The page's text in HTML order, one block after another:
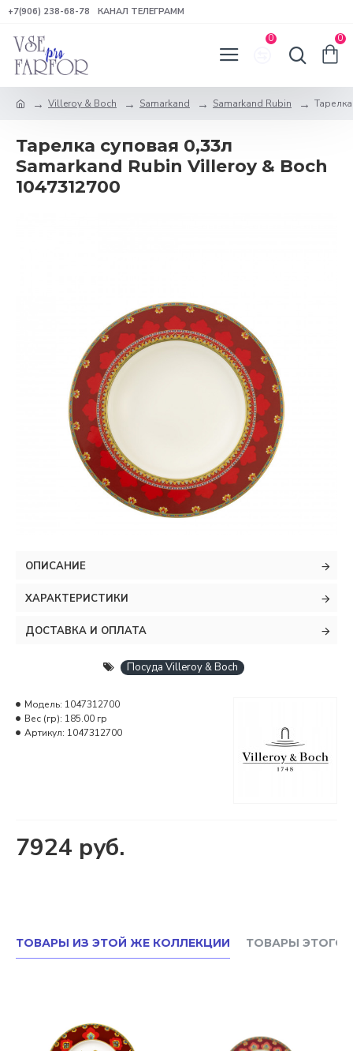
+7(906) 238-68-78 КАНАЛ ТЕЛЕГРАММ
0 0
Villeroy & Boch Samarkand Samarkand Rubin
Тарелка суповая 0,33л
Samarkand Rubin Villeroy & Boch
1047312700
ОПИСАНИЕ
ХАРАКТЕРИСТИКИ
ДОСТАВКА И ОПЛАТА
Посуда Villeroy & Boch
7924 руб.
Модель: 1047312700
Вес (гр): 185.00 гр
Артикул: 1047312700
ТОВАРЫ ИЗ ЭТОЙ ЖЕ КОЛЛЕКЦИИ ТОВАРЫ ЭТОГО